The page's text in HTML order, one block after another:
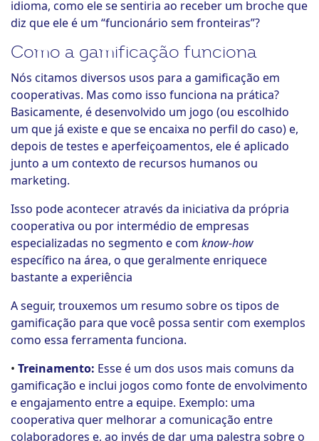
idioma, como ele se sentiria ao receber um broche que
diz que ele é um “funcionário sem fronteiras”?
Como a gamificação funciona
Nós citamos diversos usos para a gamificação em
cooperativas. Mas como isso funciona na prática?
Basicamente, é desenvolvido um jogo (ou escolhido
um que já existe e que se encaixa no perfil do caso) e,
depois de testes e aperfeiçoamentos, ele é aplicado
junto a um contexto de recursos humanos ou
marketing.
Isso pode acontecer através da iniciativa da própria
cooperativa ou por intermédio de empresas
especializadas no segmento e com know-how
específico na área, o que geralmente enriquece
bastante a experiência
A seguir, trouxemos um resumo sobre os tipos de
gamificação para que você possa sentir com exemplos
como essa ferramenta funciona.
• Treinamento: Esse é um dos usos mais comuns da
gamificação e inclui jogos como fonte de envolvimento
e engajamento entre a equipe. Exemplo: uma
cooperativa quer melhorar a comunicação entre
colaboradores e, ao invés de dar uma palestra sobre o